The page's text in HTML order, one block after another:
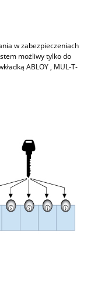
w zabezpieczeniach
możliwy tylko do
ABLOY , MUL-T-